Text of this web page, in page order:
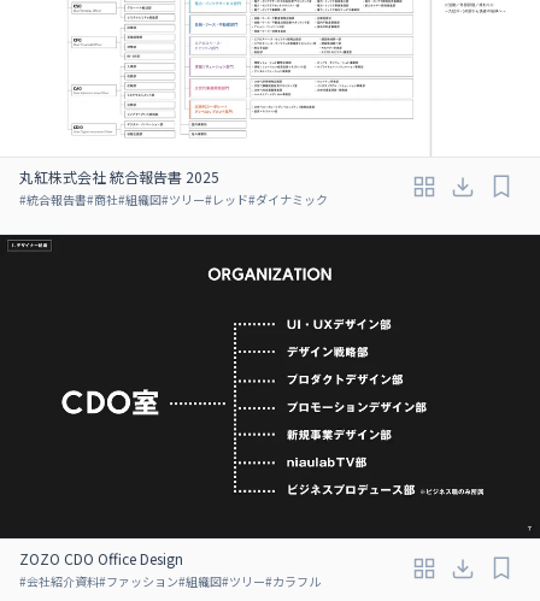
丸紅株式会社 統合報告書 2025
#統合報告書#商社#組織図#ツリー#レッド#ダイナミック
ZOZO CDO Office Design
#会社紹介資料#ファッション#組織図#ツリー#カラフル